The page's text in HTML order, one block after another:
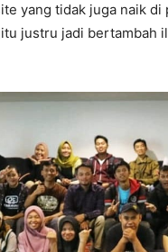
yang tidak juga naik
justru jadi bertambah